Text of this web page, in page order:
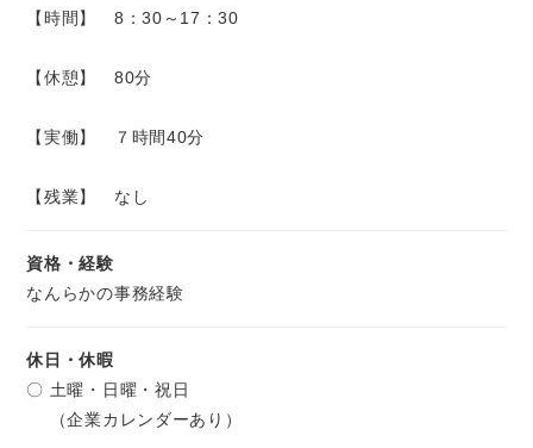
【時間】 8：30～17：30
【休憩】 80分
【実働】 ７時間40分
【残業】 なし
資格・経験
なんらかの事務経験
休日・休暇
〇 土曜・日曜・祝日
（企業カレンダーあり）